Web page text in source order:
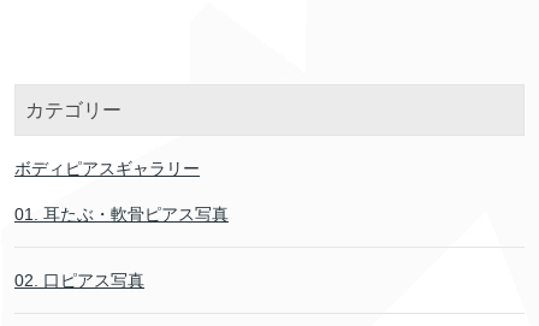
カテゴリー
ボディピアスギャラリー
01. 耳たぶ・軟骨ピアス写真
02. 口ピアス写真